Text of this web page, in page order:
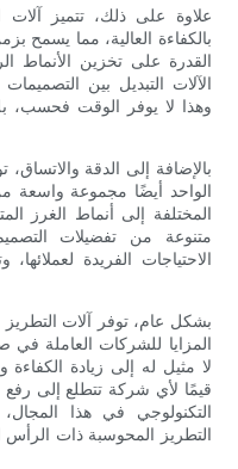
علاوة على ذلك، تتميز آلات
بالكفاءة العالية، مما يسمح
القدرة على تخزين الأنماط
الآلات التبديل بين
وهذا لا يوفر الوقت
بالإضافة إلى الدقة
الواحد أيضًا مجموعة واسعة
المختلفة إلى أنماط الغرز
متنوعة من تفضيلات
الاحتياجات الفريدة
بشكل عام، توفر آلات
المزايا للشركات العاملة في
لا مثيل له إلى زيادة
قيمًا لأي شركة تتطلع إلى رفع
التكنولوجي في هذا
التطريز المحوسبة ذات الرأس